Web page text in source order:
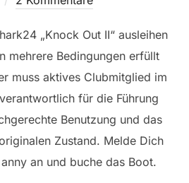
„Knock Out II“ ausleihen
mehrere Bedingungen erfüllt
muss aktives Clubmitglied im
für die Führung
Benutzung und das
Zustand. Melde Dich
an und buche das Boot.